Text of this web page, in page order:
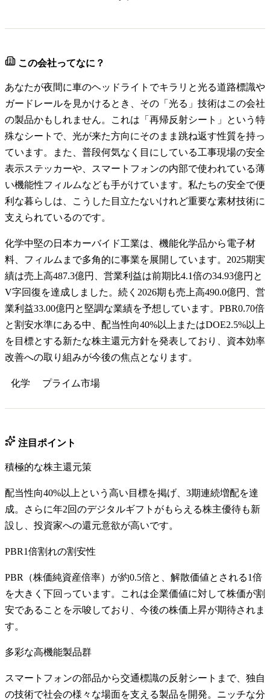
この会社ってなに？
あなたが夜間に車のヘッドライトでキラリと光る道路標識や
ガードレールを見かけるとき、その「光る」技術はこの会社
の製品かもしれません。これは「再帰反射シート」という特
殊なシートで、光が来た方向にそのまま跳ね返す性質を持っ
ています。また、普段何気なく目にしている工事現場の安全
表示ステッカーや、スマートフォンの内部で使われている薄
い機能性フィルムなども手がけています。私たちの安全で便
利な暮らしは、こうした目立たないけれど重要な素材技術に
支えられているのです。
化学中堅の日本カーバイド工業は、機能化学品から電子材
料、フィルムまで多角的に事業を展開しています。2025期実
績は売上高487.3億円、営業利益は前期比4.1倍の34.93億円と
V字回復を達成しました。続く2026期も売上高490.0億円、営
業利益33.00億円と堅調な業績を予想しています。PBR0.70倍
と割安水準にある中、配当性向40%以上またはDOE2.5%以上
を目標とする新たな株主還元方針を発表しており、資本効率
改善への取り組みが今後の焦点となります。
化学 プライム市場
注目ポイント
積極的な株主還元策
配当性向40%以上という高い目標を掲げ、3期連続増配を達
成。さらに年2回のデジタルギフトがもらえる株主優待も新
設し、投資家への還元意欲が高いです。
PBR1倍割れの割安性
PBR（株価純資産倍率）が約0.5倍と、解散価値とされる1倍
を大きく下回っています。これは企業価値に対して株価が割
安であることを示唆しており、今後の株価上昇が期待されま
す。
多彩な高機能製品群
スマートフォンの部品から交通標識の反射シートまで、独自
の技術で社会の様々な場面を支える製品を開発。ニッチな分